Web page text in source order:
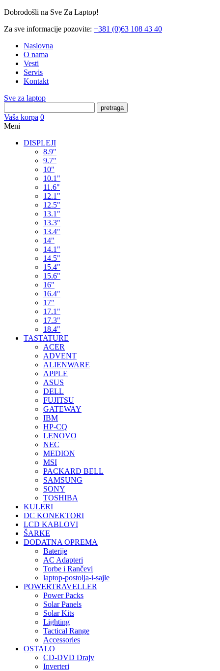
Dobrodošli na Sve Za Laptop!
Za sve informacije pozovite: +381 (0)63 108 43 40
Naslovna
O nama
Vesti
Servis
Kontakt
Sve za laptop
pretraga
Vaša korpa 0
Meni
DISPLEJI
8.9"
9.7"
10"
10.1"
11.6"
12.1"
12.5"
13.1"
13.3"
13.4"
14"
14.1"
14.5"
15.4"
15.6"
16"
16.4"
17"
17.1"
17.3"
18.4"
TASTATURE
ACER
ADVENT
ALIENWARE
APPLE
ASUS
DELL
FUJITSU
GATEWAY
IBM
HP-CQ
LENOVO
NEC
MEDION
MSI
PACKARD BELL
SAMSUNG
SONY
TOSHIBA
KULERI
DC KONEKTORI
LCD KABLOVI
ŠARKE
DODATNA OPREMA
Baterije
AC Adapteri
Torbe i Rančevi
laptop-postolja-i-sajle
POWERTRAVELLER
Power Packs
Solar Panels
Solar Kits
Lighting
Tactical Range
Accessories
OSTALO
CD-DVD Drajv
Inverteri